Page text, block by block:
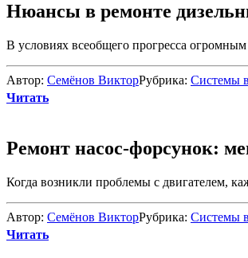
Нюансы в ремонте
В условиях всеобщего прогресса
Автор: Семёнов ВикторРубрика: Системы
Читать
Ремонт насос-форсунок:
Когда возникли проблемы с двигателем,
Автор: Семёнов ВикторРубрика: Системы
Читать